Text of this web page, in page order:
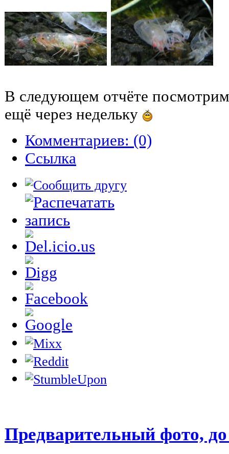
В следующем отчёте
ещё через недельку
Комментариев: (0)
Cсылка
Предварительный фото,